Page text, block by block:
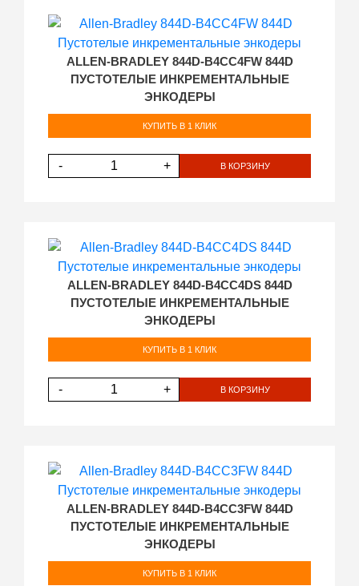
ALLEN-BRADLEY 844D-B4CC4FW 844D
ПУСТОТЕЛЫЕ ИНКРЕМЕНТАЛЬНЫЕ
ЭНКОДЕРЫ
КУПИТЬ В 1 КЛИК
- + В КОРЗИНУ
ALLEN-BRADLEY 844D-B4CC4DS 844D
ПУСТОТЕЛЫЕ ИНКРЕМЕНТАЛЬНЫЕ
ЭНКОДЕРЫ
КУПИТЬ В 1 КЛИК
- + В КОРЗИНУ
ALLEN-BRADLEY 844D-B4CC3FW 844D
ПУСТОТЕЛЫЕ ИНКРЕМЕНТАЛЬНЫЕ
ЭНКОДЕРЫ
КУПИТЬ В 1 КЛИК